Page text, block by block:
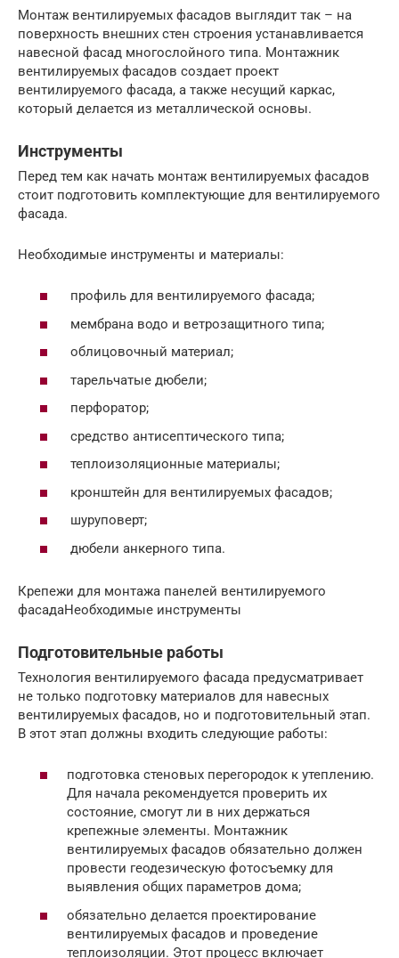
Монтаж вентилируемых фасадов выглядит так – на
поверхность внешних стен строения устанавливается
навесной фасад многослойного типа. Монтажник
вентилируемых фасадов создает проект
вентилируемого фасада, а также несущий каркас,
который делается из металлической основы.
Инструменты
Перед тем как начать монтаж вентилируемых фасадов
стоит подготовить комплектующие для вентилируемого
фасада.
Необходимые инструменты и материалы:
профиль для вентилируемого фасада;
мембрана водо и ветрозащитного типа;
облицовочный материал;
тарельчатые дюбели;
перфоратор;
средство антисептического типа;
теплоизоляционные материалы;
кронштейн для вентилируемых фасадов;
шуруповерт;
дюбели анкерного типа.
Крепежи для монтажа панелей вентилируемого
фасадаНеобходимые инструменты
Подготовительные работы
Технология вентилируемого фасада предусматривает
не только подготовку материалов для навесных
вентилируемых фасадов, но и подготовительный этап.
В этот этап должны входить следующие работы:
подготовка стеновых перегородок к утеплению.
Для начала рекомендуется проверить их
состояние, смогут ли в них держаться
крепежные элементы. Монтажник
вентилируемых фасадов обязательно должен
провести геодезическую фотосъемку для
выявления общих параметров дома;
обязательно делается проектирование
вентилируемых фасадов и проведение
теплоизоляции. Этот процесс включает